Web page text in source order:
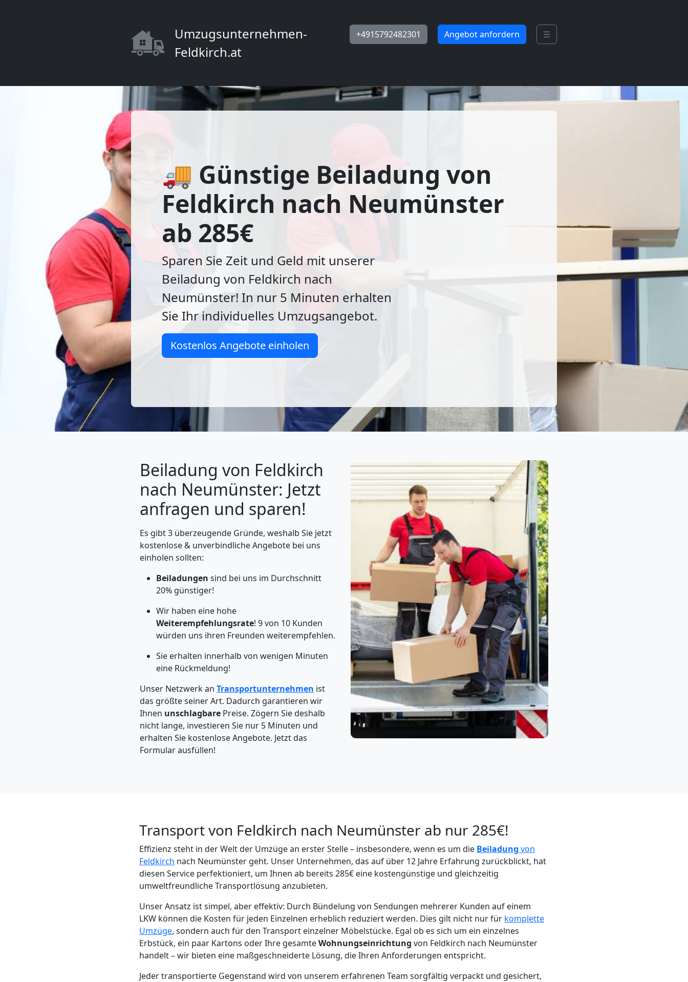
Umzugsunternehmen-
Feldkirch.at
+4915792482301 Angebot anfordern ☰
🚚 Günstige Beiladung von
Feldkirch nach Neumünster
ab 285€
Sparen Sie Zeit und Geld mit unserer
Beiladung von Feldkirch nach
Neumünster! In nur 5 Minuten erhalten
Sie Ihr individuelles Umzugsangebot.
Kostenlos Angebote einholen
Beiladung von Feldkirch
nach Neumünster: Jetzt
anfragen und sparen!
Es gibt 3 überzeugende Gründe, weshalb Sie jetzt
kostenlose & unverbindliche Angebote bei uns
einholen sollten:
Beiladungen sind bei uns im Durchschnitt
20% günstiger!
Wir haben eine hohe
Weiterempfehlungsrate! 9 von 10 Kunden
würden uns ihren Freunden weiterempfehlen.
Sie erhalten innerhalb von wenigen Minuten
eine Rückmeldung!
Unser Netzwerk an Transportunternehmen ist
das größte seiner Art. Dadurch garantieren wir
Ihnen unschlagbare Preise. Zögern Sie deshalb
nicht lange, investieren Sie nur 5 Minuten und
erhalten Sie kostenlose Angebote. Jetzt das
Formular ausfüllen!
Transport von Feldkirch nach Neumünster ab nur 285€!
Effizienz steht in der Welt der Umzüge an erster Stelle – insbesondere, wenn es um die Beiladung von
Feldkirch nach Neumünster geht. Unser Unternehmen, das auf über 12 Jahre Erfahrung zurückblickt, hat
diesen Service perfektioniert, um Ihnen ab bereits 285€ eine kostengünstige und gleichzeitig
umweltfreundliche Transportlösung anzubieten.
Unser Ansatz ist simpel, aber effektiv: Durch Bündelung von Sendungen mehrerer Kunden auf einem
LKW können die Kosten für jeden Einzelnen erheblich reduziert werden. Dies gilt nicht nur für komplette
Umzüge, sondern auch für den Transport einzelner Möbelstücke. Egal ob es sich um ein einzelnes
Erbstück, ein paar Kartons oder Ihre gesamteWohnungseinrichtung von Feldkirch nach Neumünster
handelt – wir bieten eine maßgeschneiderte Lösung, die Ihren Anforderungen entspricht.
Jeder transportierte Gegenstand wird von unserem erfahrenen Team sorgfältig verpackt und gesichert,